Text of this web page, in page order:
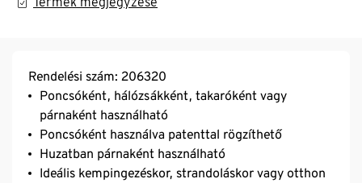
Rendelési szám: 206320
Poncsóként, hálózsákként, takaróként vagy
párnaként használható
Poncsóként használva patenttal rögzíthető
Huzatban párnaként használható
Ideális kempingezéskor, strandoláskor vagy otthon